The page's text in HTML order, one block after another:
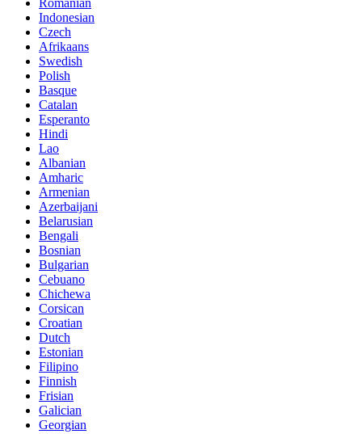
Romanian
Indonesian
Czech
Afrikaans
Swedish
Polish
Basque
Catalan
Esperanto
Hindi
Lao
Albanian
Amharic
Armenian
Azerbaijani
Belarusian
Bengali
Bosnian
Bulgarian
Cebuano
Chichewa
Corsican
Croatian
Dutch
Estonian
Filipino
Finnish
Frisian
Galician
Georgian